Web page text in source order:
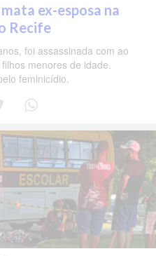
ex-esposa na
Recife
foi assassinada com ao
menores de idade.
feminicídio.